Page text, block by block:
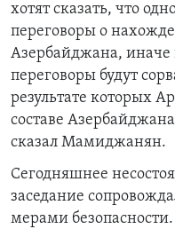
хотят сказать, что
переговоры о
Азербайджана, иначе
переговоры будут
результате которых
составе
сказал Мамиджанян.
Сегодняшнее
заседание
мерами безопасности.